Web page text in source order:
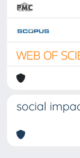
social